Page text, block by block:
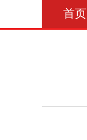
首页